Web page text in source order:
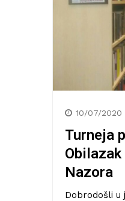
10/07/2020
Turneja
Nazora
Dobrodošli u